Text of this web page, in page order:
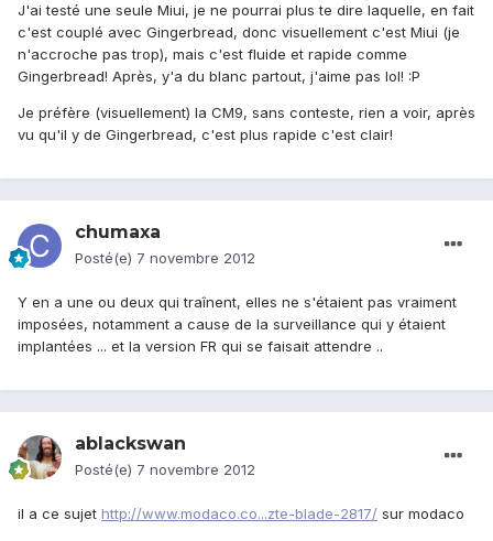
J'ai testé une seule Miui, je ne pourrai plus te dire laquelle, en fait
c'est couplé avec Gingerbread, donc visuellement c'est Miui (je
n'accroche pas trop), mais c'est fluide et rapide comme
Gingerbread! Après, y'a du blanc partout, j'aime pas lol! :P
Je préfère (visuellement) la CM9, sans conteste, rien a voir, après
vu qu'il y de Gingerbread, c'est plus rapide c'est clair!
chumaxa
Posté(e) 7 novembre 2012
Y en a une ou deux qui traînent, elles ne s'étaient pas vraiment
imposées, notamment a cause de la surveillance qui y étaient
implantées ... et la version FR qui se faisait attendre ..
ablackswan
Posté(e) 7 novembre 2012
il a ce sujet http://www.modaco.co...zte-blade-2817/ sur modaco